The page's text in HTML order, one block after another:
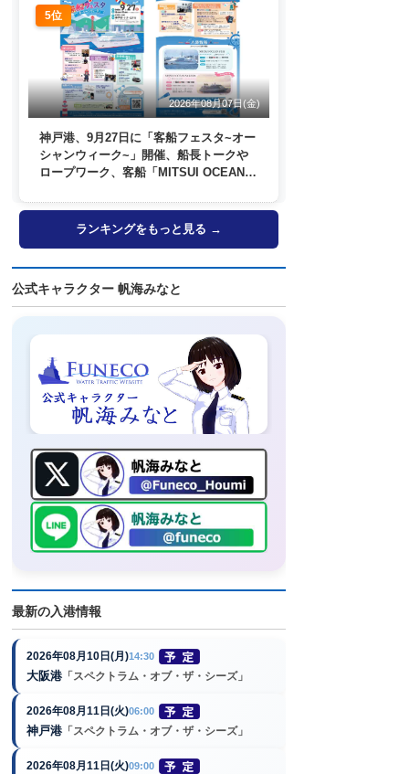
5位
2026年08月07日(金)
神戸港、9月27日に「客船フェスタ~オー
シャンウィーク~」開催、船長トークや
ロープワーク、客船「MITSUI OCEAN
ランキングをもっと見る →
公式キャラクター 帆海みなと
最新の入港情報
2026年08月10日(月)14:30
大阪港 「スペクトラム・オブ・ザ・シーズ」
2026年08月11日(火)06:00
神戸港 「スペクトラム・オブ・ザ・シーズ」
2026年08月11日(火)09:00